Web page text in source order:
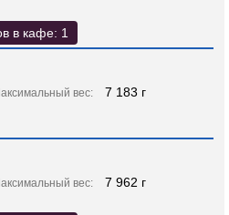
в кафе: 1
вес: 7 183 г
вес: 7 962 г